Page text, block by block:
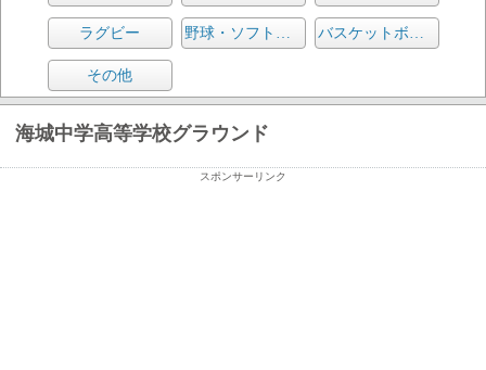
ラグビー 野球・ソフトボール バスケットボール
その他
海城中学高等学校グラウンド
スポンサーリンク